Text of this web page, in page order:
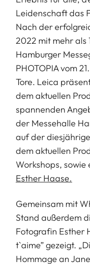
Leidenschaft das
Nach der
2022 mit mehr
Hamburger
PHOTOPIA vom
Tore. Leica
dem aktuellen
spannenden
der Messehalle
auf der
dem aktuellen
Workshops, sowie
Esther Haase.
Gemeinsam mit
Stand außerdem
Fotografin Esther
t`aime” gezeigt.
Hommage an